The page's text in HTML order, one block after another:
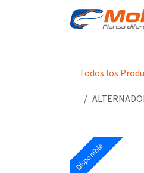
Todos los
Disponible